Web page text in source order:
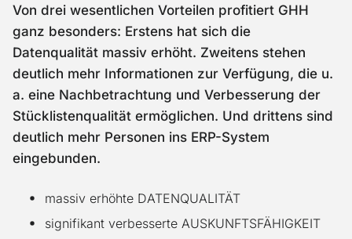
Von drei wesentlichen Vorteilen profitiert GHH
ganz besonders: Erstens hat sich die
Datenqualität massiv erhöht. Zweitens stehen
deutlich mehr Informationen zur Verfügung, die u.
a. eine Nachbetrachtung und Verbesserung der
Stücklistenqualität ermöglichen. Und drittens sind
deutlich mehr Personen ins ERP-System
eingebunden.
massiv erhöhte DATENQUALITÄT
signifikant verbesserte AUSKUNFTSFÄHIGKEIT